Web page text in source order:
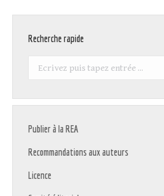
Recherche rapide
Recherche
Publier à la REA
Recommandations aux auteurs
Licence